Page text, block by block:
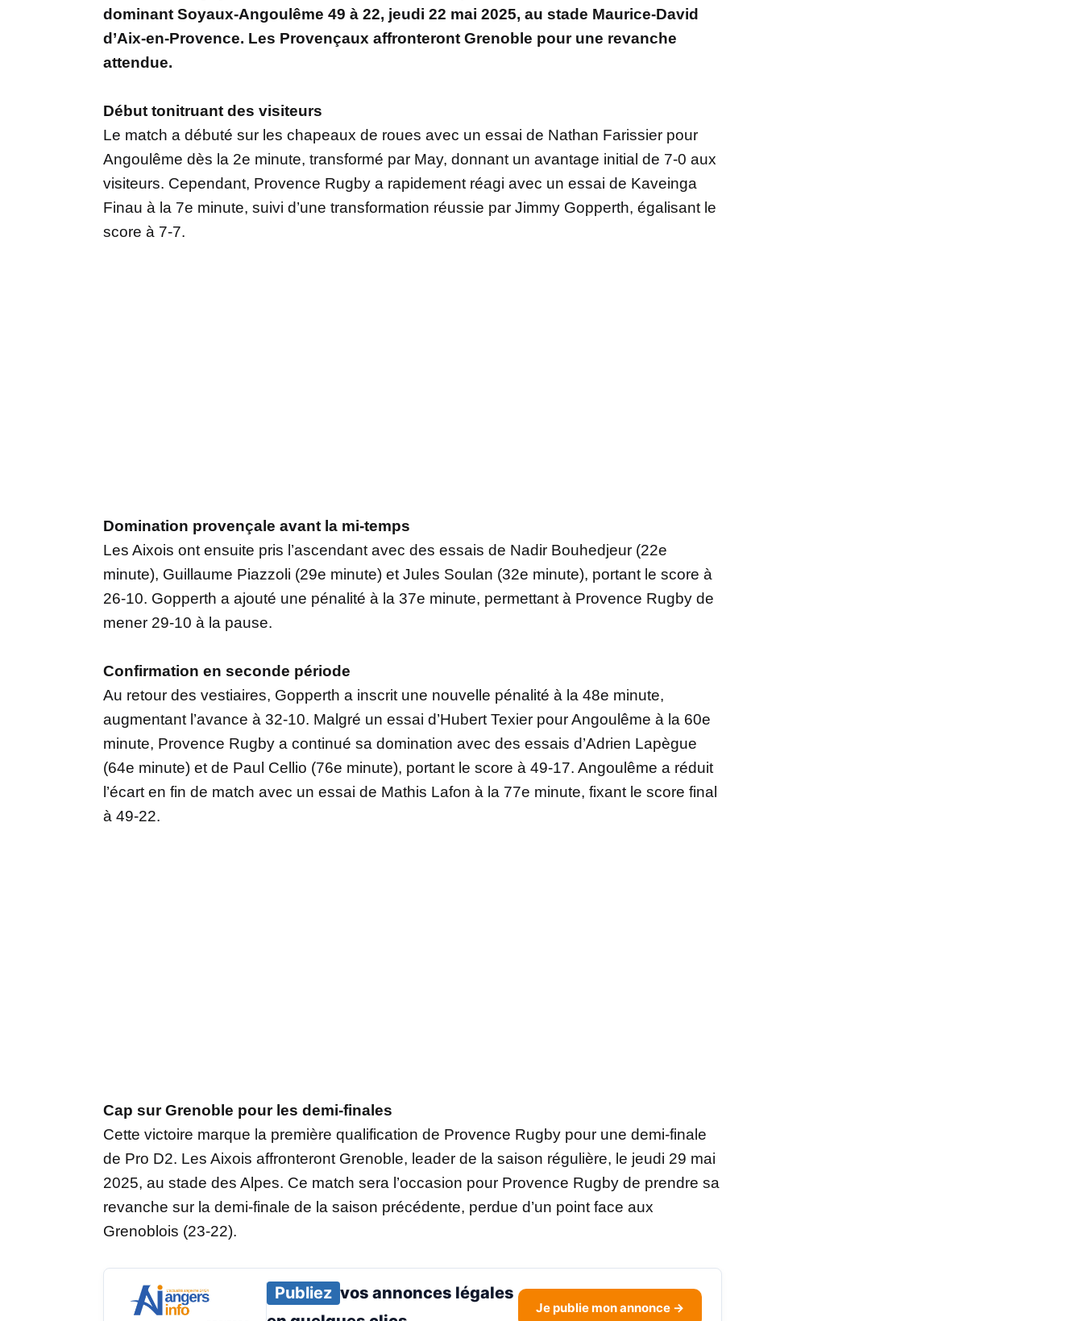
dominant Soyaux-Angoulême 49 à 22, jeudi 22 mai 2025, au stade Maurice-David
d’Aix-en-Provence. Les Provençaux affronteront Grenoble pour une revanche
attendue.
Début tonitruant des visiteurs
Le match a débuté sur les chapeaux de roues avec un essai de Nathan Farissier pour
Angoulême dès la 2e minute, transformé par May, donnant un avantage initial de 7-0 aux
visiteurs. Cependant, Provence Rugby a rapidement réagi avec un essai de Kaveinga
Finau à la 7e minute, suivi d’une transformation réussie par Jimmy Gopperth, égalisant le
score à 7-7.
Domination provençale avant la mi-temps
Les Aixois ont ensuite pris l’ascendant avec des essais de Nadir Bouhedjeur (22e
minute), Guillaume Piazzoli (29e minute) et Jules Soulan (32e minute), portant le score à
26-10. Gopperth a ajouté une pénalité à la 37e minute, permettant à Provence Rugby de
mener 29-10 à la pause.
Confirmation en seconde période
Au retour des vestiaires, Gopperth a inscrit une nouvelle pénalité à la 48e minute,
augmentant l’avance à 32-10. Malgré un essai d’Hubert Texier pour Angoulême à la 60e
minute, Provence Rugby a continué sa domination avec des essais d’Adrien Lapègue
(64e minute) et de Paul Cellio (76e minute), portant le score à 49-17. Angoulême a réduit
l’écart en fin de match avec un essai de Mathis Lafon à la 77e minute, fixant le score final
à 49-22.
Cap sur Grenoble pour les demi-finales
Cette victoire marque la première qualification de Provence Rugby pour une demi-finale
de Pro D2. Les Aixois affronteront Grenoble, leader de la saison régulière, le jeudi 29 mai
2025, au stade des Alpes. Ce match sera l’occasion pour Provence Rugby de prendre sa
revanche sur la demi-finale de la saison précédente, perdue d’un point face aux
Grenoblois (23-22).
Publiez vos annonces légales
Je publie mon annonce →